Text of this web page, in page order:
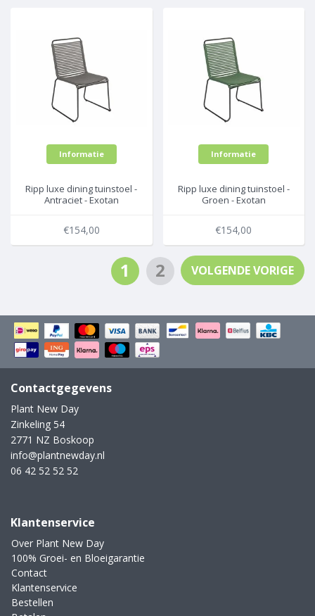
Informatie
Ripp luxe dining tuinstoel -
Antraciet - Exotan
€154,00
Informatie
Ripp luxe dining tuinstoel -
Groen - Exotan
€154,00
1 2 VOLGENDE VORIGE
Contactgegevens
Plant New Day
Zinkeling 54
2771 NZ Boskoop
info@plantnewday.nl
06 42 52 52 52
Klantenservice
Over Plant New Day
100% Groei- en Bloeigarantie
Contact
Klantenservice
Bestellen